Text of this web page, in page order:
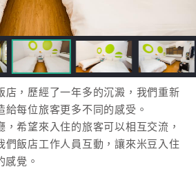
店，歷經了一年多的沉澱，我們重新
給每位旅客更多不同的感受。
希望來入住的旅客可以相互交流，
們飯店工作人員互動，讓來米豆入住
感覺。